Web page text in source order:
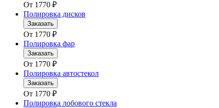
От 1770 ₽
Полировка дисков
Заказать
От 1770 ₽
Полировка фар
Заказать
От 1770 ₽
Полировка автостекол
Заказать
От 1770 ₽
Полировка лобового стекла